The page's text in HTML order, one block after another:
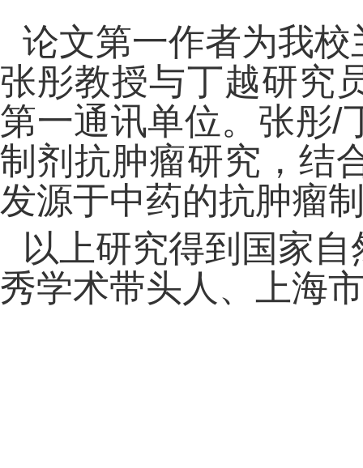
论文第一作者为我
张彤教授与丁越研究
第一通讯单位。张彤/
制剂抗肿瘤研究，结
发源于中药的抗肿瘤
以上研究得到国家
秀学术带头人、上海